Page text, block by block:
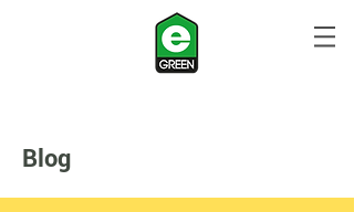
Blog